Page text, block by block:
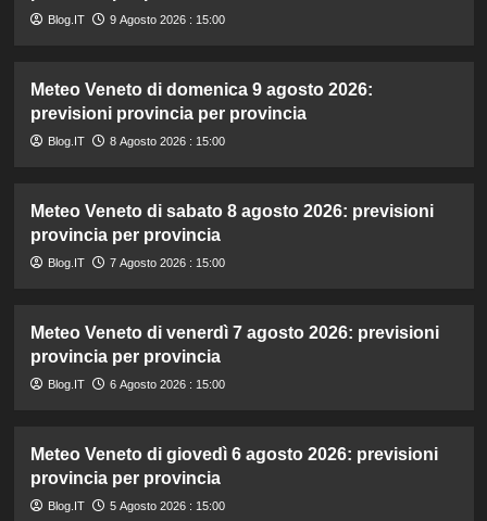
Blog.IT 9 Agosto 2026 : 15:00
Meteo Veneto di domenica 9 agosto 2026:
previsioni provincia per provincia
Blog.IT 8 Agosto 2026 : 15:00
Meteo Veneto di sabato 8 agosto 2026: previsioni
provincia per provincia
Blog.IT 7 Agosto 2026 : 15:00
Meteo Veneto di venerdì 7 agosto 2026: previsioni
provincia per provincia
Blog.IT 6 Agosto 2026 : 15:00
Meteo Veneto di giovedì 6 agosto 2026: previsioni
provincia per provincia
Blog.IT 5 Agosto 2026 : 15:00